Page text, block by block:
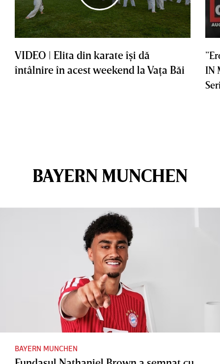
VIDEO | Elita din karate îşi dă
întâlnire în acest weekend la Vaţa Băi
IN
BAYERN MUNCHEN
BAYERN MUNCHEN